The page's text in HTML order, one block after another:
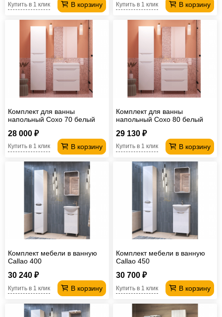
Мебель
ротанга
мебель
Косметологическое
оборудование
В корзину
Купить в 1 клик В корзину
Купить в 1 клик
Комплект для ванны
напольный Сохо 70 белый
28 000 ₽
В корзину
Купить в 1 клик
Комплект для ванны
напольный Сохо 80 белый
29 130 ₽
В корзину
Купить в 1 клик
Комплект мебели в ванную
Callao 400
30 240 ₽
В корзину
Купить в 1 клик
Комплект мебели в ванную
Callao 450
30 700 ₽
В корзину
Купить в 1 клик